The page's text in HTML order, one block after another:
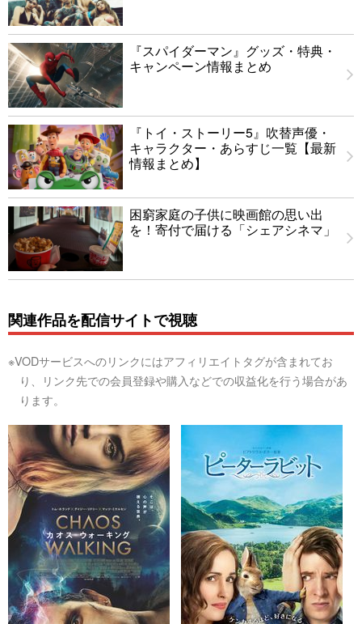
『スパイダーマン』グッズ・特典・
キャンペーン情報まとめ
『トイ・ストーリー5』吹替声優・
キャラクター・あらすじ一覧【最新
情報まとめ】
困窮家庭の子供に映画館の思い出
を！寄付で届ける「シェアシネマ」
関連作品を配信サイトで視聴
※VODサービスへのリンクにはアフィリエイトタグが含まれてお
り、リンク先での会員登録や購入などでの収益化を行う場合があ
ります。